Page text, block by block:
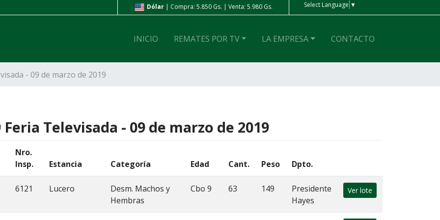
Dólar| Compra: 5.850 Gs. | Venta: 5.980 Gs. Peso Ar | Compra: 4 Gs. | Venta: 4 Gs.
Select Language ▼
INICIO REMATES POR TV LA EMPRESA CONTACTO
- 09 de marzo de 2019
Feria Televisada - 09 de marzo de 2019
Nro.
Insp.
Estancia Categoría Edad Cant. Peso Dpto.
6121 Lucero
Desm. Machos y
Hembras
Cbo 9 63 149
Presidente
Hayes
Ver lote